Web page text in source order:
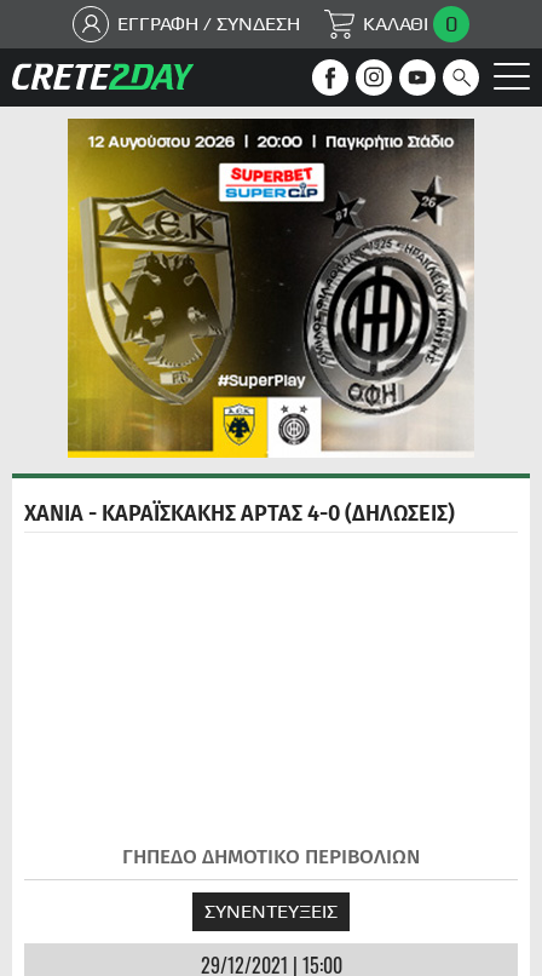
ΕΓΓΡΑΦΗ / ΣΥΝΔΕΣΗ ΚΑΛΑΘΙ 0
ΧΑΝΙΑ - ΚΑΡΑΪΣΚΑΚΗΣ ΑΡΤΑΣ 4-0 (ΔΗΛΩΣΕΙΣ)
ΓΗΠΕΔΟ ΔΗΜΟΤΙΚΟ ΠΕΡΙΒΟΛΙΩΝ
ΣΥΝΕΝΤΕΥΞΕΙΣ
29/12/2021 | 15:00